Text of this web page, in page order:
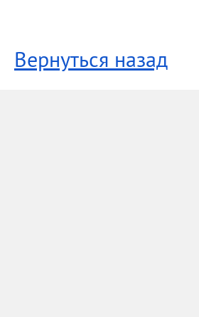
Вернуться назад